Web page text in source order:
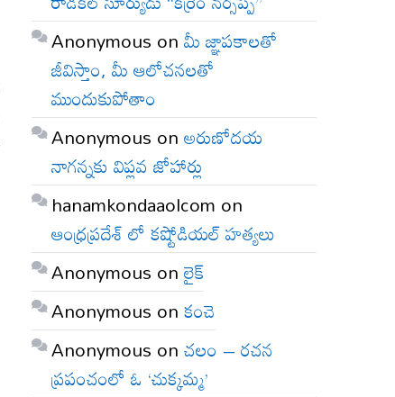
Anonymous onమీ జ్ఞాపకాలతో
జీవిస్తాం, మీ ఆలోచనలతో
ముందుకుపోతాం
Anonymous onఅరుణోదయ
నాగన్నకు విప్లవ జోహార్లు
hanamkondaaolcom on
ఆంధ్రప్రదేశ్ లో కష్టోడియల్ హత్యలు
Anonymous onలైక్
Anonymous onకంచె
Anonymous onచలం – రచన
ప్రపంచంలో ఓ ‘చుక్కమ్మ’